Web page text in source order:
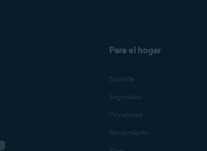
Para el hogar
Soporte
Seguridad
Privacidad
Rendimiento